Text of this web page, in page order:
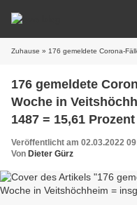
Zuhause » 176 gemeldete Corona-Fälle in der
176 gemeldete
Woche in
1487 = 15,61 Prozent
Veröffentlicht am 02.03.2022
Von Dieter Gürz